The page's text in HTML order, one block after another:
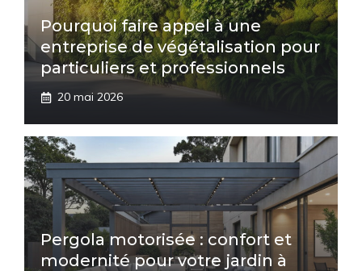
Pourquoi faire appel à une
entreprise de végétalisation pour
particuliers et professionnels
20 mai 2026
Pergola motorisée : confort et
modernité pour votre jardin à